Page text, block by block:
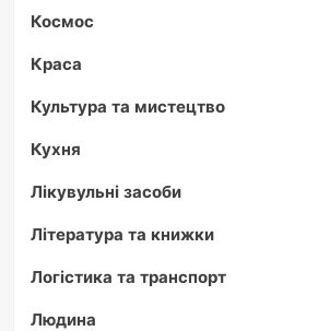
Космос
Краса
Культура та мистецтво
Кухня
Лікувульні засоби
Література та книжки
Логістика та транспорт
Людина